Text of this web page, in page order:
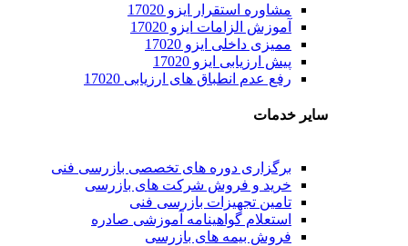
مشاوره استقرار ایزو 17020
آموزش الزامات ایزو 17020
ممیزی داخلی ایزو 17020
پیش ارزیابی ایزو 17020
رفع عدم انطباق های ارزیابی 17020
سایر خدمات
برگزاری دوره های تخصصی بازرسی فنی
خرید و فروش شرکت های بازرسی
تامین تجهیزات بازرسی فنی
استعلام گواهینامه آموزشی صادره
فروش بیمه های بازرسی